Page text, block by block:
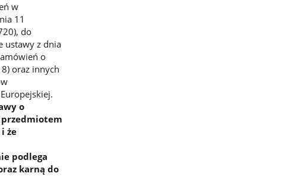
w
11
do
ustawy z dnia
o
oraz innych
o
przedmiotem
że
podlega
karną do